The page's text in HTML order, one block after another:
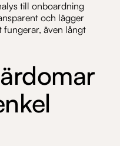
till onboardning
och lägger
fungerar, även långt